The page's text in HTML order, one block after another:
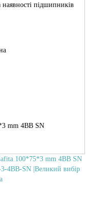
підшипників
mm 4BB SN
100*75*3 mm 4BB SN
3-4BB-SN |Великий вибір